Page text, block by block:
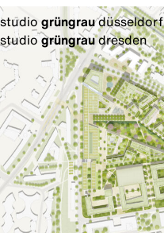
studio grüngraudüsseldorf
studiogrüngraudresden